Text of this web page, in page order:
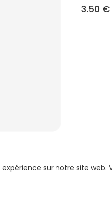
3.50 €
sur notre site